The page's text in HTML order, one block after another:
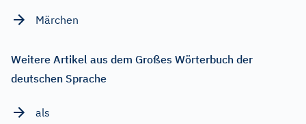
Märchen
Weitere Artikel aus dem Großes Wörterbuch der
deutschen Sprache
als